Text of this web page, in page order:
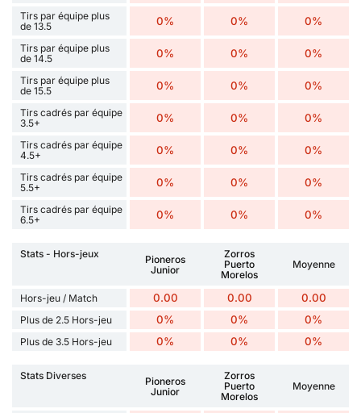
Tirs par équipe plus
de 13.5
0% 0% 0%
Tirs par équipe plus
de 14.5
0% 0% 0%
Tirs par équipe plus
de 15.5
0% 0% 0%
Tirs cadrés par équipe
3.5+
0% 0% 0%
Tirs cadrés par équipe
4.5+
0% 0% 0%
Tirs cadrés par équipe
5.5+
0% 0% 0%
Tirs cadrés par équipe
6.5+
0% 0% 0%
Stats - Hors-jeux
Pioneros
Junior
Zorros
Puerto
Morelos
Moyenne
Hors-jeu / Match 0.00 0.00 0.00
Plus de 2.5 Hors-jeu 0% 0% 0%
Plus de 3.5 Hors-jeu 0% 0% 0%
Stats Diverses
Pioneros
Junior
Zorros
Puerto
Morelos
Moyenne